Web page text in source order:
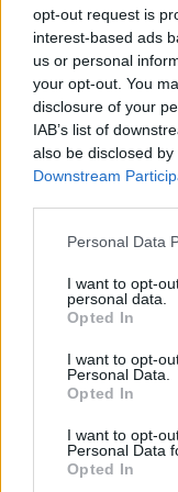
opt-out request is
interest-based ads
us or personal
your opt-out. You
disclosure of your
IAB’s list of
also be disclosed
Downstream
Personal Data
I want to opt-
personal data.
Opted In
I want to opt-
Personal Data.
Opted In
I want to opt-
Personal Data
Opted In
3 ēdamk.
4 ķiploka
4 ēdamk.
Pagatavošana
sīpolu,
sakapā.
eļļas. Apcep
kļūst